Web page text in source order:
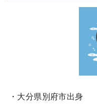
・大分県別府市出身